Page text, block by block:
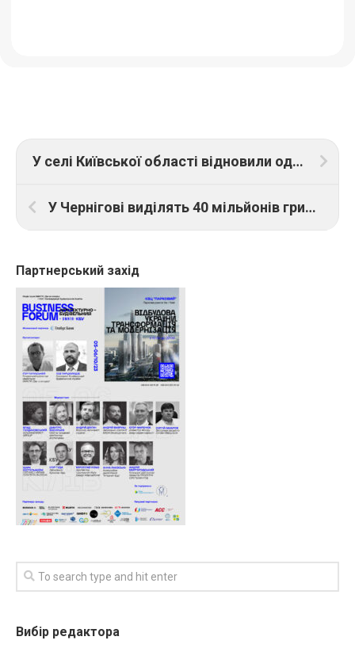
У селі Київської області відновили один із багатоквартирних будинків, зруйнованих росіянами
У Чернігові виділять 40 мільйонів гривень на відновлення будинків та школи, постраждалих від ракетного удару росіян
Партнерський захід
Вибір редактора